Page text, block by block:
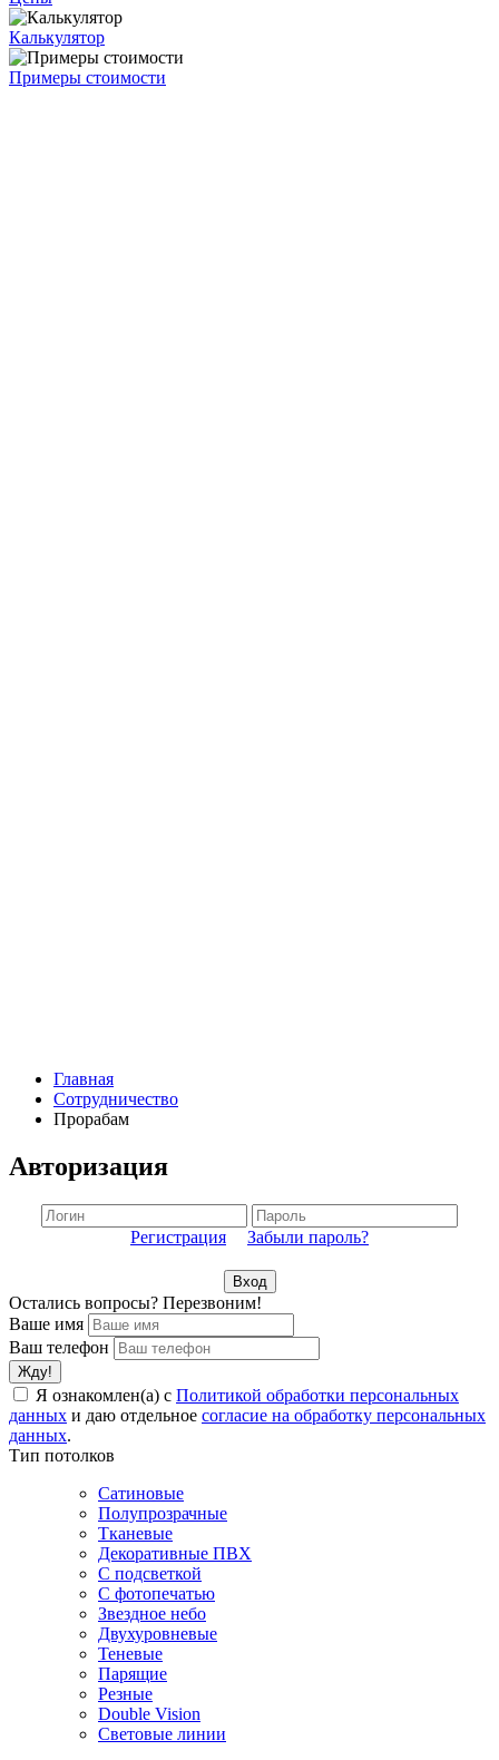
Калькулятор
Примеры стоимости
Главная
Сотрудничество
Прорабам
Авторизация
Регистрация Забыли пароль?
Остались вопросы? Перезвоним!
Ваше имя
Ваш телефон
Я ознакомлен(а) с Политикой обработки персональных
данных и даю отдельное согласие на обработку персональных
данных.
Тип потолков
Сатиновые
Полупрозрачные
Тканевые
Декоративные ПВХ
С подсветкой
С фотопечатью
Звездное небо
Двухуровневые
Теневые
Парящие
Резные
Double Vision
Световые линии